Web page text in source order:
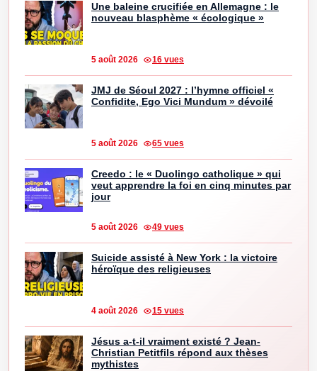
Une baleine crucifiée en Allemagne : le
nouveau blasphème « écologique »
5 août 2026 16 vues
JMJ de Séoul 2027 : l’hymne officiel «
Confidite, Ego Vici Mundum » dévoilé
5 août 2026 65 vues
Creedo : le « Duolingo catholique » qui
veut apprendre la foi en cinq minutes par
jour
5 août 2026 49 vues
Suicide assisté à New York : la victoire
héroïque des religieuses
4 août 2026 15 vues
Jésus a-t-il vraiment existé ? Jean-
Christian Petitfils répond aux thèses
mythistes